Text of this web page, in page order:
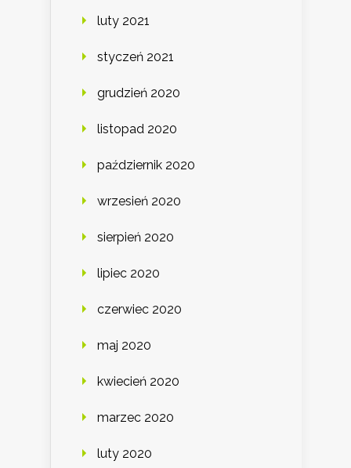
luty 2021
styczeń 2021
grudzień 2020
listopad 2020
październik 2020
wrzesień 2020
sierpień 2020
lipiec 2020
czerwiec 2020
maj 2020
kwiecień 2020
marzec 2020
luty 2020